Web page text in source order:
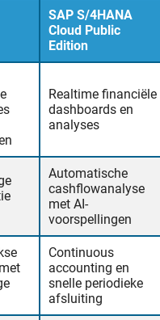
SAP S/4HANA
Cloud Public
Edition
Realtime financiële
dashboards en
analyses
Automatische
cashflowanalyse
met AI-
voorspellingen
Continuous
accounting en
snelle periodieke
afsluiting